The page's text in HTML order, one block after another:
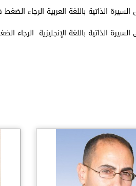
الذاتية باللغة العربية الرجاء الضغط
الذاتية باللغة الإنجليزية الرجاء